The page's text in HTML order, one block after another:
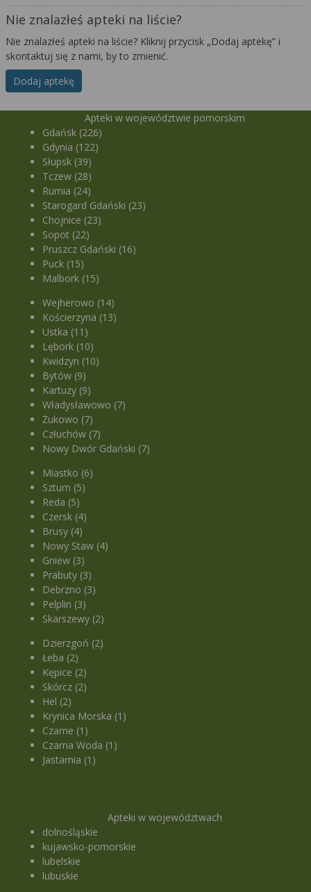
Nie znalazłeś apteki na liście?
Nie znalazłeś apteki na liście? Kliknij przycisk „Dodaj aptekę” i
skontaktuj się z nami, by to zmienić.
Dodaj aptekę
Apteki w województwie pomorskim
Gdańsk (226)
Gdynia (122)
Słupsk (39)
Tczew (28)
Rumia (24)
Starogard Gdański (23)
Chojnice (23)
Sopot (22)
Pruszcz Gdański (16)
Puck (15)
Malbork (15)
Wejherowo (14)
Kościerzyna (13)
Ustka (11)
Lębork (10)
Kwidzyn (10)
Bytów (9)
Kartuzy (9)
Władysławowo (7)
Żukowo (7)
Człuchów (7)
Nowy Dwór Gdański (7)
Miastko (6)
Sztum (5)
Reda (5)
Czersk (4)
Brusy (4)
Nowy Staw (4)
Gniew (3)
Prabuty (3)
Debrzno (3)
Pelplin (3)
Skarszewy (2)
Dzierzgoń (2)
Łeba (2)
Kępice (2)
Skórcz (2)
Hel (2)
Krynica Morska (1)
Czarne (1)
Czarna Woda (1)
Jastarnia (1)
Apteki w województwach
dolnośląskie
kujawsko-pomorskie
lubelskie
lubuskie